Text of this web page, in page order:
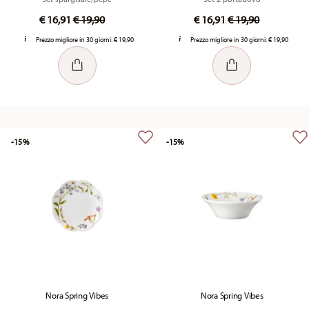
€ 16,91Price reduced from
€ 19,90to
Prezzo migliore in 30 giorni:€ 19,90
€ 16,91Price reduced
€ 19,90to
Prezzo migliore in 30 giorni:€ 19,90
Nora Spring Vibes
-15%
Nora Spring Vibes
-15%